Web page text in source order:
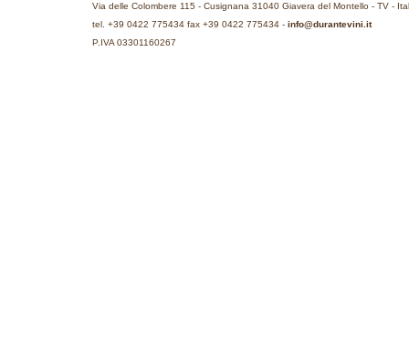
Via delle Colombere 115 - Cusignana 31040 Giavera del Montello - TV -
tel. +39 0422 775434 fax +39 0422 775434 - info@durantevini.it
P.IVA 03301160267